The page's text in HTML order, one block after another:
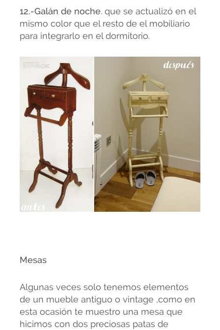
12.-Galán de noche. que se actualizó en el
mismo color que el resto de el mobiliario
para integrarlo en el dormitorio.
Mesas
Algunas veces solo tenemos elementos
de un mueble antiguo o vintage ,como en
esta ocasión te muestro una mesa que
hicimos con dos preciosas patas de